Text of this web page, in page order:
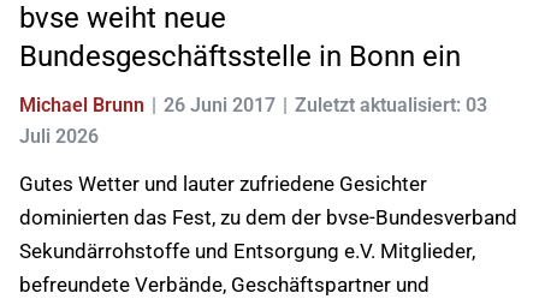
bvse weiht neue
Bundesgeschäftsstelle in Bonn ein
Michael Brunn 26 Juni 2017
Zuletzt aktualisiert: 03
Juli 2026
Gutes Wetter und lauter zufriedene Gesichter
dominierten das Fest, zu dem der bvse-Bundesverband
Sekundärrohstoffe und Entsorgung e.V. Mitglieder,
befreundete Verbände, Geschäftspartner und